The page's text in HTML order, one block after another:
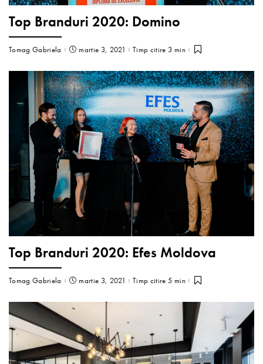
Top Branduri 2020: Domino
Tomag Gabriela martie 3, 2021 Timp citire 3 min
Top Branduri 2020: Efes Moldova
Tomag Gabriela martie 3, 2021 Timp citire 5 min